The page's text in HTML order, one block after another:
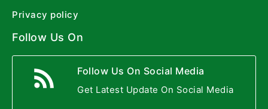
Privacy policy
Follow Us On
Follow Us On Social Media
Get Latest Update On Social Media